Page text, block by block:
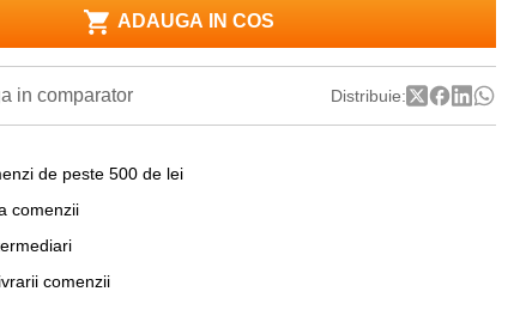
ADAUGA IN COS
in comparator Distribuie:
de peste 500 de lei
comenzii
comenzii